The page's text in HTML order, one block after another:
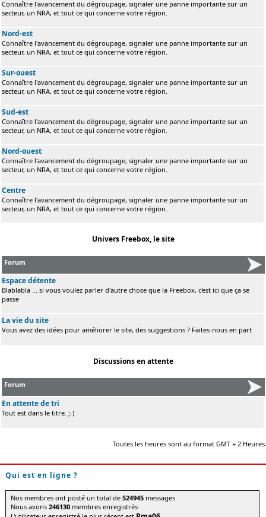
Connaître l'avancement du dégroupage, signaler une panne importante sur un
secteur, un NRA, et tout ce qui concerne votre région.
Nord-est
Connaître l'avancement du dégroupage, signaler une panne importante sur un
secteur, un NRA, et tout ce qui concerne votre région.
Sur-ouest
Connaître l'avancement du dégroupage, signaler une panne importante sur un
secteur, un NRA, et tout ce qui concerne votre région.
Sud-est
Connaître l'avancement du dégroupage, signaler une panne importante sur un
secteur, un NRA, et tout ce qui concerne votre région.
Nord-ouest
Connaître l'avancement du dégroupage, signaler une panne importante sur un
secteur, un NRA, et tout ce qui concerne votre région.
Centre
Connaître l'avancement du dégroupage, signaler une panne importante sur un
secteur, un NRA, et tout ce qui concerne votre région.
Univers Freebox, le site
Forum
Espace détente
Blablabla ... si vous voulez parler d'autre chose que la Freebox, c'est ici que ça se
passe
La vie du site
Vous avez des idées pour améliorer le site, des suggestions ? Faites-nous en part
Discussions en attente
Forum
En attente de tri
Tout est dans le titre. ;-)
Toutes les heures sont au format GMT + 2 Heures
Qui est en ligne ?
Nos membres ont posté un total de524945 messages
Nous avons246130 membres enregistrés